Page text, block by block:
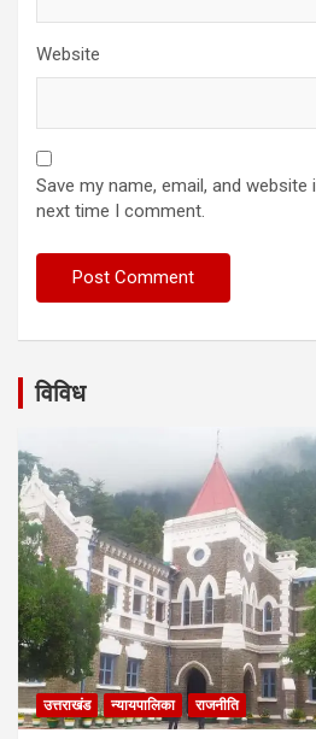
Website
Save my name, email, and
next time I comment.
विविध
उत्तराखंड न्यायपालिका राजनीति